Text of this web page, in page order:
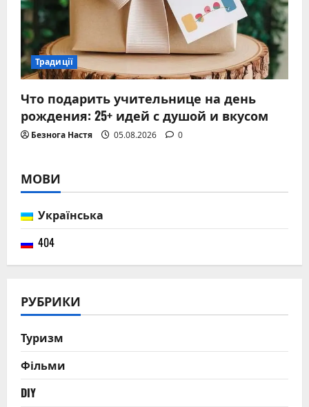
Традиції
Что подарить учительнице на день
рождения: 25+ идей с душой и вкусом
Безнога Настя 05.08.2026 0
МОВИ
Українська
404
РУБРИКИ
Туризм
Фільми
DIY